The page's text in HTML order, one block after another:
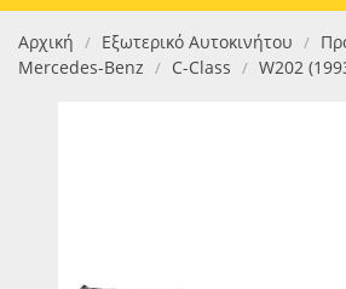
Αρχική / Εξωτερικό Αυτοκινήτου /
Mercedes-Benz / C-Class / W202